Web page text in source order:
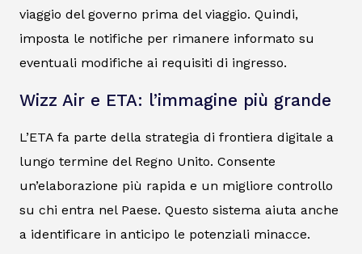
viaggio del governo prima del viaggio. Quindi,
imposta le notifiche per rimanere informato su
eventuali modifiche ai requisiti di ingresso.
Wizz Air e ETA: l’immagine più grande
L’ETA fa parte della strategia di frontiera digitale a
lungo termine del Regno Unito. Consente
un’elaborazione più rapida e un migliore controllo
su chi entra nel Paese. Questo sistema aiuta anche
a identificare in anticipo le potenziali minacce.